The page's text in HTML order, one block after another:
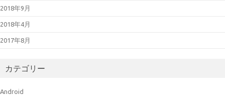
2018年9月
2018年4月
2017年8月
カテゴリー
Android